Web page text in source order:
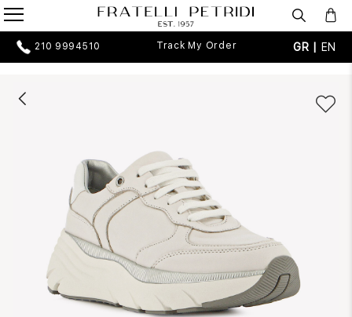
210 9994510 Track My Order GR | EN